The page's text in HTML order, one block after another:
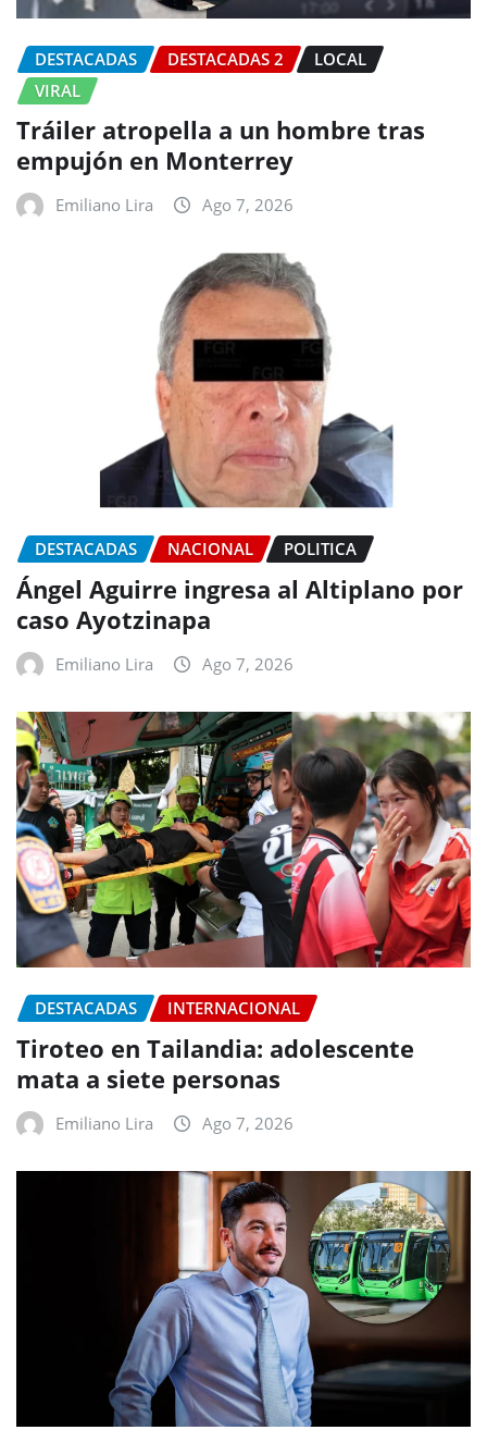
DESTACADAS DESTACADAS 2
LOCAL
VIRAL
Tráiler atropella a un hombre tras
empujón en Monterrey
Emiliano Lira Ago 7, 2026
DESTACADAS NACIONAL POLITICA
Ángel Aguirre ingresa al Altiplano por
caso Ayotzinapa
Emiliano Lira Ago 7, 2026
DESTACADAS INTERNACIONAL
Tiroteo en Tailandia: adolescente
mata a siete personas
Emiliano Lira Ago 7, 2026